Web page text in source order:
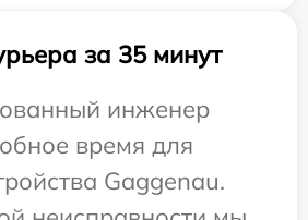
за 35 минут
инженер
время для
Gaggenau.